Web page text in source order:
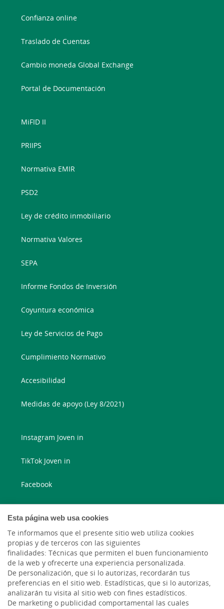
Esta página web usa cookies
Te informamos que el presente sitio web utiliza cookies
propias y de terceros con las siguientes
finalidades: Técnicas que permiten el buen funcionamiento
de la web y ofrecerte una experiencia personalizada.
De personalización, que si lo autorizas, recordarán tus
preferencias en el sitio web. Estadísticas, que si lo autorizas,
analizarán tu visita al sitio web con fines estadísticos.
De marketing o publicidad comportamental las cuales
Confianza online
Traslado de Cuentas
Cambio moneda Global Exchange
Portal de Documentación
MiFID II
PRIIPS
Normativa EMIR
PSD2
Ley de crédito inmobiliario
Normativa Valores
SEPA
Informe Fondos de Inversión
Coyuntura económica
Ley de Servicios de Pago
Cumplimiento Normativo
Accesibilidad
Medidas de apoyo (Ley 8/2021)
Instagram Joven in
TikTok Joven in
Facebook
Instagram
X
LinkedIn
YouTube